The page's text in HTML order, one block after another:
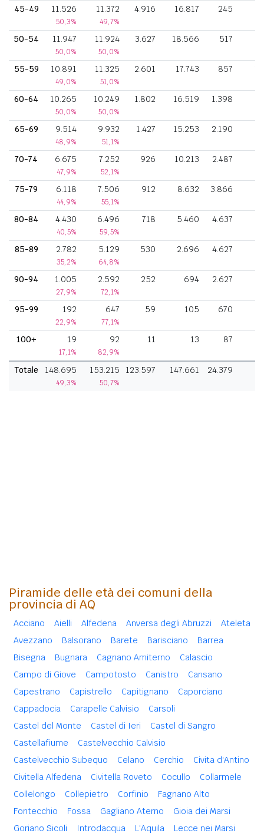
45-49 11.526
50,3%
11.372
49,7%
4.916 16.817 245
50-54 11.947
50,0%
11.924
50,0%
3.627 18.566 517
55-59 10.891
49,0%
11.325
51,0%
2.601 17.743 857
60-64 10.265
50,0%
10.249
50,0%
1.802 16.519 1.398
65-69 9.514
48,9%
9.932
51,1%
1.427 15.253 2.190
70-74 6.675
47,9%
7.252
52,1%
926 10.213 2.487
75-79 6.118
44,9%
7.506
55,1%
912 8.632 3.866
80-84 4.430
40,5%
6.496
59,5%
718 5.460 4.637
85-89 2.782
35,2%
5.129
64,8%
530 2.696 4.627
90-94 1.005
27,9%
2.592
72,1%
252 694 2.627
95-99 192
22,9%
647
77,1%
59 105 670
100+ 19
17,1%
92
82,9%
11 13 87
Totale 148.695
49,3%
153.215
50,7%
123.597 147.661 24.379
Piramide delle età dei comuni della
provincia di AQ
Acciano Aielli Alfedena Anversa degli Abruzzi
Ateleta
Avezzano
Balsorano Barete Barisciano
Barrea
Bisegna
Bugnara Cagnano Amiterno
Calascio
Campo di Giove
Campotosto Canistro
Cansano
Capestrano
Capistrello Capitignano
Caporciano
Cappadocia
Carapelle Calvisio
Carsoli
Castel del Monte
Castel di Ieri
Castel di Sangro
Castellafiume
Castelvecchio Calvisio
Castelvecchio Subequo
Celano Cerchio
Civita d'Antino
Civitella Alfedena
Civitella Roveto Cocullo
Collarmele
Collelongo
Collepietro Corfinio
Fagnano Alto
Fontecchio
Fossa Gagliano Aterno
Gioia dei Marsi
Goriano Sicoli
Introdacqua L'Aquila
Lecce nei Marsi